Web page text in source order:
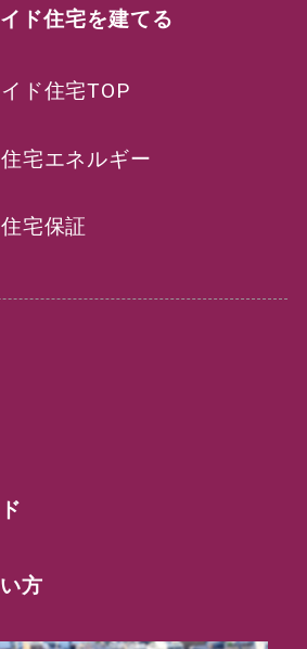
ド住宅を建てる
ド住宅TOP
宅エネルギー
宅保証
方